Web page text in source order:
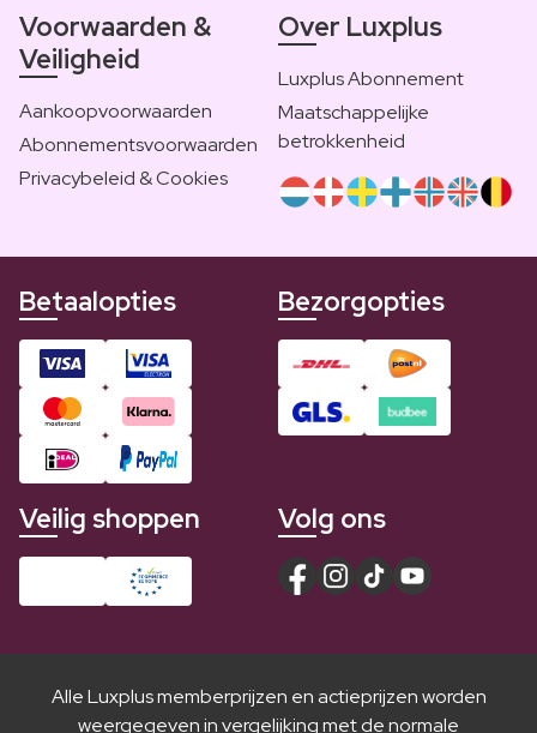
Voorwaarden &
Veiligheid
Aankoopvoorwaarden
Abonnementsvoorwaarden
Privacybeleid & Cookies
Over Luxplus
Luxplus Abonnement
Maatschappelijke
betrokkenheid
Betaalopties Bezorgopties
Veilig shoppen Volg ons
Alle Luxplus memberprijzen en actieprijzen worden
weergegeven in vergelijking met de normale